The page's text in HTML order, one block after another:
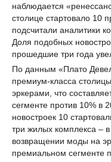
наблюдается
столице стартовало 10
подсчитали аналитики
Доля подобных
прошедшие три года
По данным «Плато
премиум-класса
эркерами, что
сегменте против 10% в
новостроек 10
три жилых комплекса – в
возвращении моды на
премиальном сегменте